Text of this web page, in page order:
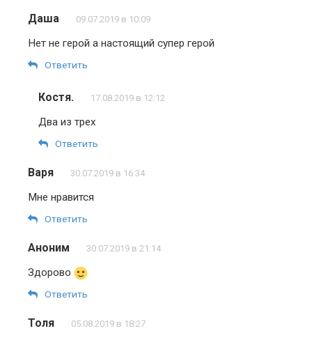
Даша 09.07.2019 в 10:09
Нет не герой а настоящий супер герой
Ответить
Костя. 17.08.2019 в 12:12
Два из трех
Ответить
Варя 30.07.2019 в 16:34
Мне нравится
Ответить
Аноним 30.07.2019 в 21:14
Здорово
Ответить
Толя 05.08.2019 в 18:27